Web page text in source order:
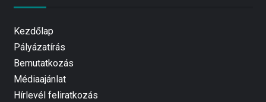
Kezdőlap
Pályázatírás
Bemutatkozás
Médiaajánlat
Hírlevél feliratkozás